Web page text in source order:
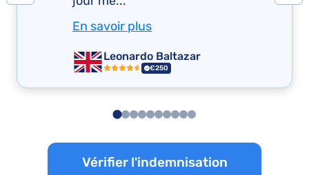
En savoir plus
Leonardo Baltazar
€250
Vérifier l'indemnisation